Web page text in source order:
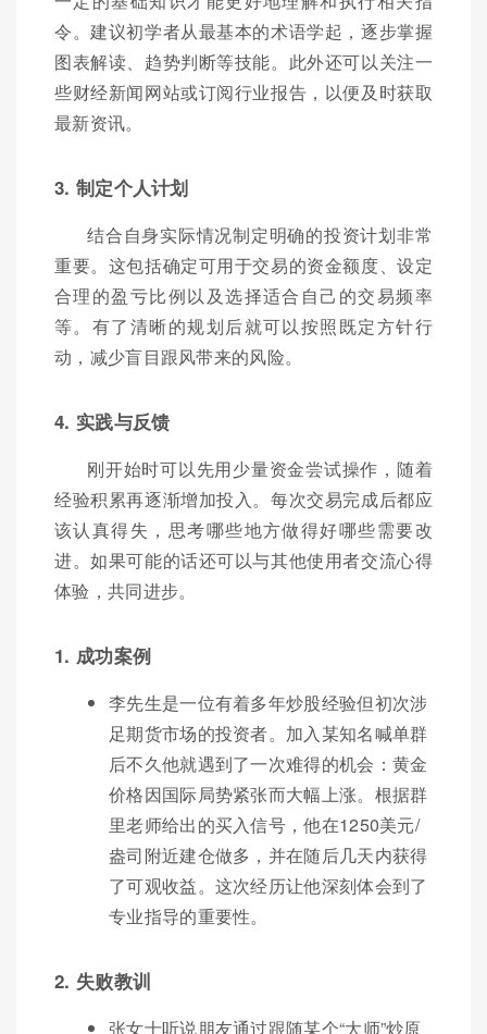
令。建议初学者从最基本的术语学起，逐步掌握
图表解读、趋势判断等技能。此外还可以关注一
些财经新闻网站或订阅行业报告，以便及时获取
最新资讯。
3. 制定个人计划
结合自身实际情况制定明确的投资计划非常
重要。这包括确定可用于交易的资金额度、设定
合理的盈亏比例以及选择适合自己的交易频率
等。有了清晰的规划后就可以按照既定方针行
动，减少盲目跟风带来的风险。
4. 实践与反馈
刚开始时可以先用少量资金尝试操作，随着
经验积累再逐渐增加投入。每次交易完成后都应
该认真得失，思考哪些地方做得好哪些需要改
进。如果可能的话还可以与其他使用者交流心得
体验，共同进步。
1. 成功案例
李先生是一位有着多年炒股经验但初次涉
足期货市场的投资者。加入某知名喊单群
后不久他就遇到了一次难得的机会：黄金
价格因国际局势紧张而大幅上涨。根据群
里老师给出的买入信号，他在1250美元/
盎司附近建仓做多，并在随后几天内获得
了可观收益。这次经历让他深刻体会到了
专业指导的重要性。
2. 失败教训
张女士听说朋友通过跟随某个“大师”炒原